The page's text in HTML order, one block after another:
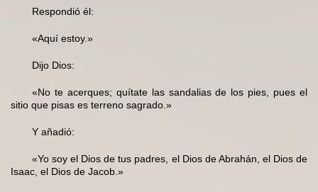
Respondió él:
«Aquí estoy.»
Dijo Dios:
«No te acerques; quítate las sandalias de los pies, pues el
sitio que pisas es terreno sagrado.»
Y añadió:
«Yo soy el Dios de tus padres, el Dios de Abrahán, el Dios de
Isaac, el Dios de Jacob.»